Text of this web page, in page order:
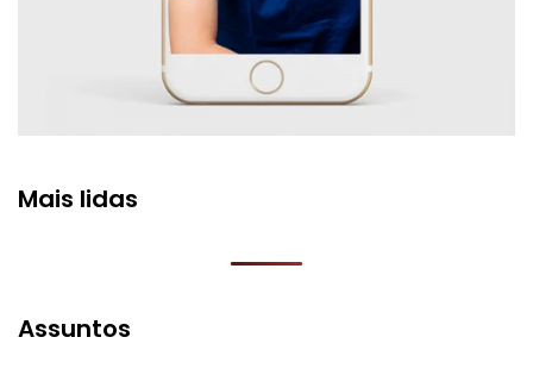
Mais lidas
Assuntos